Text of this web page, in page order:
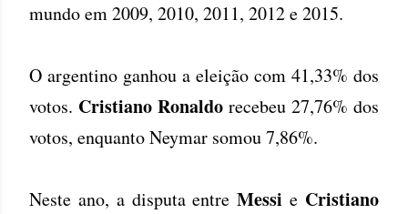
mundo em 2009, 2010, 2011, 2012 e 2015.
O argentino ganhou a eleição com 41,33% dos
votos. Cristiano Ronaldo recebeu 27,76% dos
votos, enquanto Neymar somou 7,86%.
Neste ano, a disputa entreMessie Cristiano